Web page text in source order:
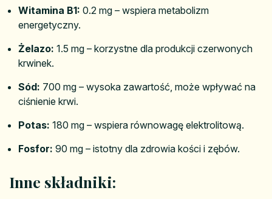
Witamina B1: 0.2 mg – wspiera metabolizm
energetyczny.
Żelazo: 1.5 mg – korzystne dla produkcji czerwonych
krwinek.
Sód: 700 mg – wysoka zawartość, może wpływać na
ciśnienie krwi.
Potas: 180 mg – wspiera równowagę elektrolitową.
Fosfor: 90 mg – istotny dla zdrowia kości i zębów.
Inne składniki: